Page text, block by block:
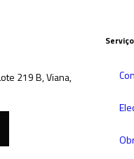
219 B, Viana,